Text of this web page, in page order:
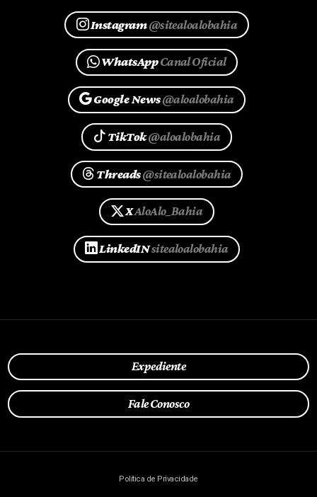
Instagram@sitealoalobahia
WhatsAppCanal Oficial
Google News@aloalobahia
TikTok@aloalobahia
Threads@sitealoalobahia
XAloAlo_Bahia
LinkedINsitealoalobahia
Expediente
Fale Conosco
Política de Privacidade